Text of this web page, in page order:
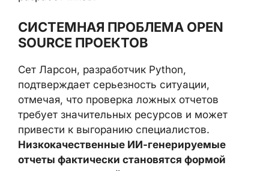
СИСТЕМНАЯ ПРОБЛЕМА OPEN
SOURCE ПРОЕКТОВ
Сет Ларсон, разработчик Python,
подтверждает серьезность ситуации,
отмечая, что проверка ложных отчетов
требует значительных ресурсов и может
привести к выгоранию специалистов.
Низкокачественные ИИ-генерируемые
отчеты фактически становятся формой